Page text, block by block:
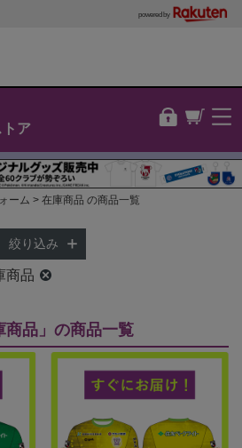
powered by
ア
ーム 在庫商品 の商品一覧
絞り込み
商品
商品」の商品一覧